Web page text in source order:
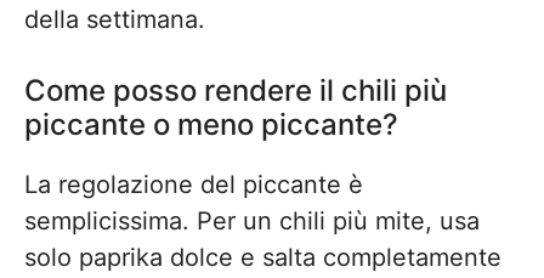
della settimana.
Come posso rendere il chili più
piccante o meno piccante?
La regolazione del piccante è
semplicissima. Per un chili più mite, usa
solo paprika dolce e salta completamente